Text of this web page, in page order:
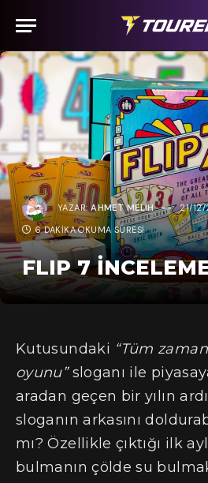
YAZAR: AHMET MELIH 21/
6 DAKIKA OKUMA SÜRESI
FLIP 7
Kutusundaki “Tüm
oyunu”sloganı ile
aradan geçen bir yılın
sloganın arkasını
mı? Özellikle çıktığı ilk
bulmanın çölde su